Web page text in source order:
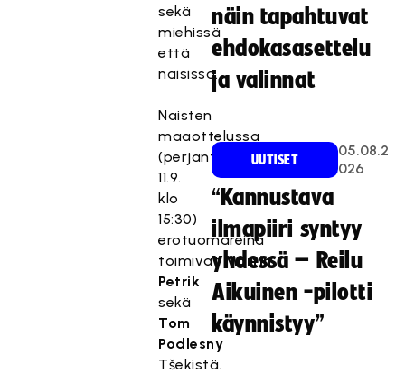
sekä
miehissä
että
naisissa.
Naisten
maaottelussa
(perjantai
11.9.
klo
15:30)
erotuomareina
toimivat Martin
Petrik
sekä
Tom
Podlesny
Tšekistä.
näin tapahtuvat
ehdokasasettelu
ja valinnat
UUTISET
05.08.2
026
“Kannustava
ilmapiiri syntyy
yhdessä – Reilu
Aikuinen -pilotti
käynnistyy”